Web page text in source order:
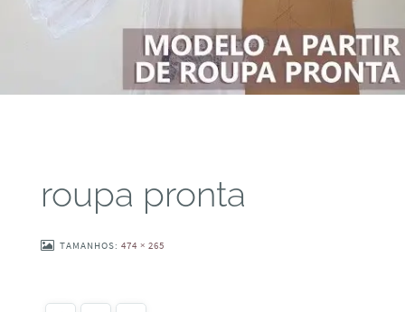
roupa pronta
TAMANHOS: 474 × 265